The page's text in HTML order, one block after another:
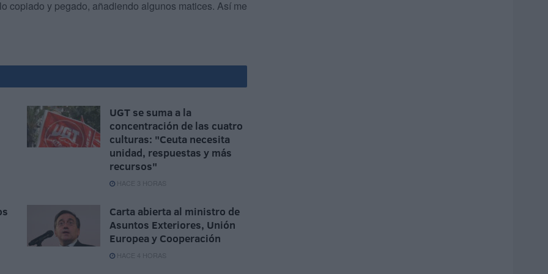
copiado y pegado, añadiendo algunos matices. Así me
UGT se suma a la
concentración de las cuatro
culturas: "Ceuta necesita
unidad, respuestas y más
recursos"
HACE 3 HORAS
Carta abierta al ministro de
Asuntos Exteriores, Unión
Europea y Cooperación
HACE 4 HORAS